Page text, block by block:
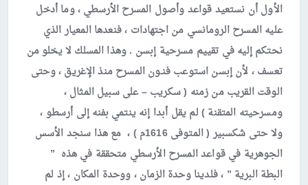
الأول أن نستعيد قواعد وأصول المسرح الأرسطي ، وما أدخل
عليه المسرح الرومانسي من اجتهادات ، فنعدها المعيار الذي
نحتكم إليه في تقييم مسرحية إبسن . وهذا المسلك لا يخلو من
تعسف ، لأن إبسن استوعب فنـون المسرح منذ الإغريق ، وحتى
الوقت القريب من زمنه ( سكريب – على سبيل المثال ،
ومسرحيته المتقنة ) لم يقل أبدا إنه ينتمي بفنه إلى أرسطو ،
ولا حتى شكسبير ( المتوفى 1616م ) ، مع هذا سنجد الأسس
الجوهرية في قواعد المسرح الأرسطي متحققة في هذه ”
البطة البرية ” ، فلدينا وحدة الزمان ، ووحدة المكان ، إذ لم